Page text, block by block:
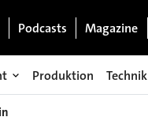
Podcasts Magazine
Produktion Technik